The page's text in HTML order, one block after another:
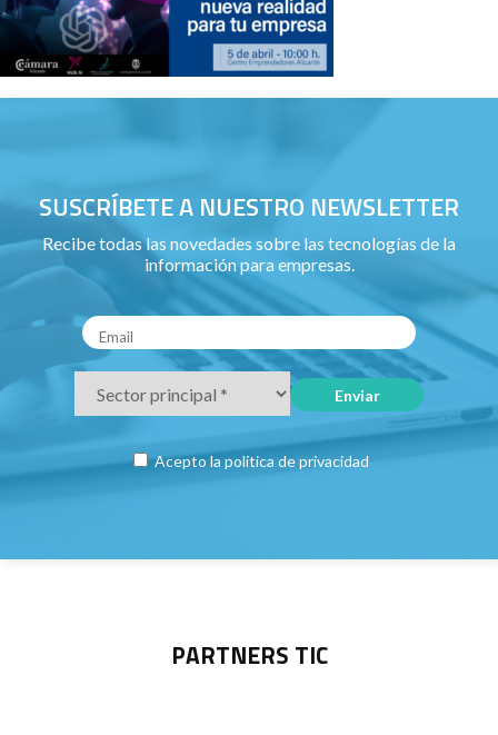
SUSCRÍBETE A NUESTRO NEWSLETTER
Recibe todas las novedades sobre las tecnologías de la
información para empresas.
Acepto la política de privacidad
PARTNERS TIC